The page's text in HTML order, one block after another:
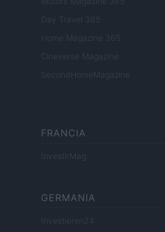
Day Travel 365
Home Magazine 365
Cineverse Magazine
SecondHomeMagazine
FRANCIA
InvestirMag
GERMANIA
Investieren24